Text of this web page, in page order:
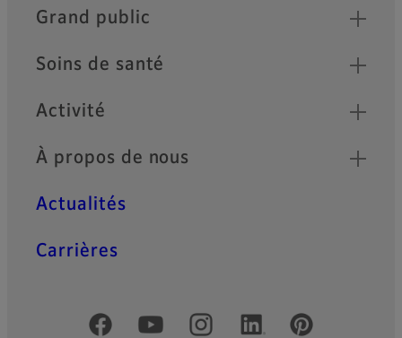
Quick Links
Grand public
Soins de santé
Activité
À propos de nous
Actualités
Carrières
Comptes officiels réseaux sociaux